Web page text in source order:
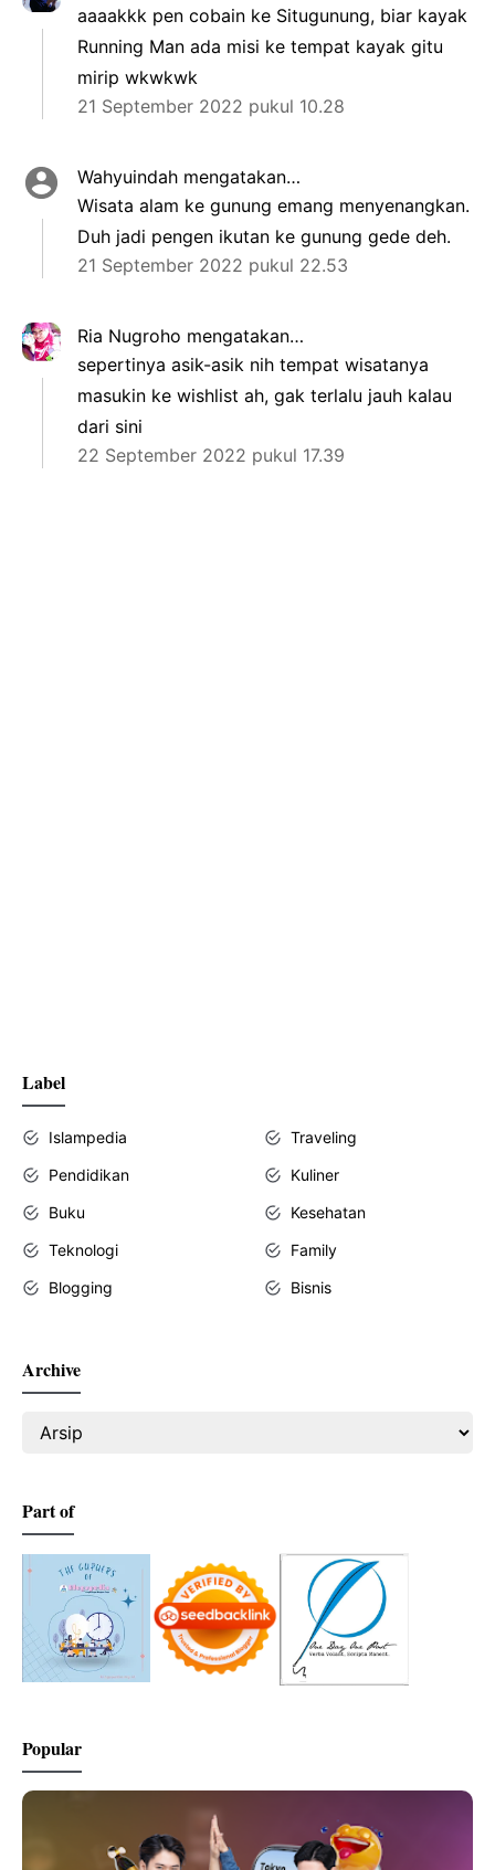
aaaakkk pen cobain ke Situgunung, biar kayak
Running Man ada misi ke tempat kayak gitu
mirip wkwkwk
21 September 2022 pukul 10.28
Wahyuindah mengatakan…
Wisata alam ke gunung emang menyenangkan.
Duh jadi pengen ikutan ke gunung gede deh.
21 September 2022 pukul 22.53
Ria Nugroho mengatakan…
sepertinya asik-asik nih tempat wisatanya
masukin ke wishlist ah, gak terlalu jauh kalau
dari sini
22 September 2022 pukul 17.39
Label
Islampedia
Traveling
Pendidikan
Kuliner
Buku
Kesehatan
Teknologi
Family
Blogging
Bisnis
Archive
Part of
Popular